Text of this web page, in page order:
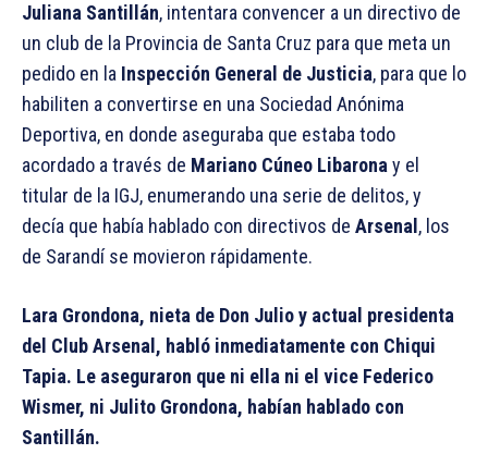
Juliana Santillán, intentara convencer a un directivo de
un club de la Provincia de Santa Cruz para que meta un
pedido en la Inspección General de Justicia, para que lo
habiliten a convertirse en una Sociedad Anónima
Deportiva, en donde aseguraba que estaba todo
acordado a través de Mariano Cúneo Libaronay el
titular de la IGJ, enumerando una serie de delitos, y
decía que había hablado con directivos de Arsenal , los
de Sarandí se movieron rápidamente.
Lara Grondona, nieta de Don Julio y actual presidenta
del Club Arsenal, habló inmediatamente con Chiqui
Tapia. Le aseguraron que ni ella ni el vice Federico
Wismer, ni Julito Grondona, habían hablado con
Santillán.